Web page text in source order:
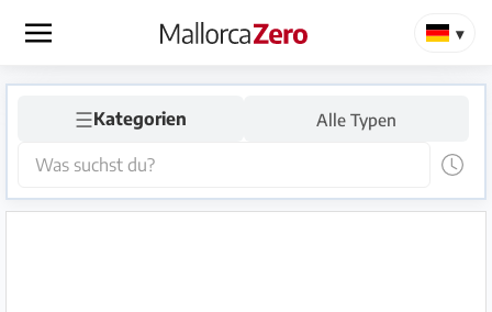
×
Startseite
Anzeige
aufgeben
☰Kategorien Alle Typen